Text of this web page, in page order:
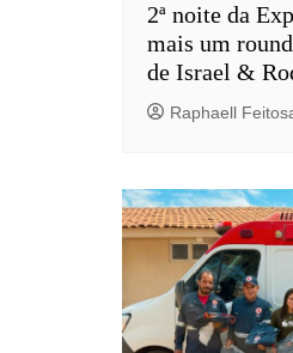
2ª noite da
mais um
de Israel &
Raphaell